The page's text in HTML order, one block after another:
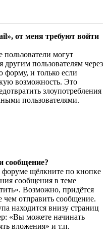
от меня требуют войти
пользователи могут
другим пользователям через
и только если
возможность. Это
злоупотребления
пользователями.
сообщение?
щёлкните по кнопке
сообщения в теме
Возможно, придётся
чем отправить сообщение.
находится внизу страниц
«Вы можете начинать
вложения» и т.п.